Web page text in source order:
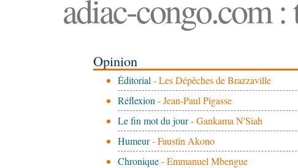
adiac-congo.com
Opinion
Éditorial - Les Dépêches de Brazzaville
Réflexion - Jean-Paul Pigasse
Le fin mot du jour- Gankama N'Siah
Humeur- Faustin Akono
Chronique- Emmanuel Mbengue